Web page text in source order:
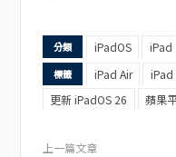
分類 iPadOS iPad
標籤 iPad Air iPad
更新 iPadOS 26
蘋果
上一篇文章